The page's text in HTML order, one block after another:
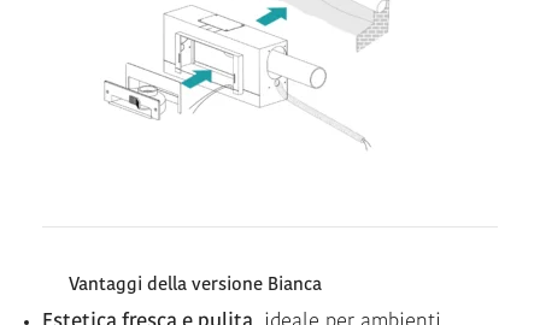
Vantaggi della versione Bianca